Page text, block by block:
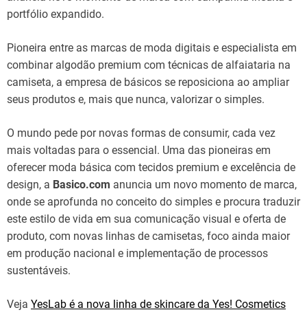
portfólio expandido.
Pioneira entre as marcas de moda digitais e especialista em
combinar algodão premium com técnicas de alfaiataria na
camiseta, a empresa de básicos se reposiciona ao ampliar
seus produtos e, mais que nunca, valorizar o simples.
O mundo pede por novas formas de consumir, cada vez
mais voltadas para o essencial. Uma das pioneiras em
oferecer moda básica com tecidos premium e excelência de
design, a Basico.com anuncia um novo momento de marca,
onde se aprofunda no conceito do simples e procura traduzir
este estilo de vida em sua comunicação visual e oferta de
produto, com novas linhas de camisetas, foco ainda maior
em produção nacional e implementação de processos
sustentáveis.
Veja YesLab é a nova linha de skincare da Yes! Cosmetics